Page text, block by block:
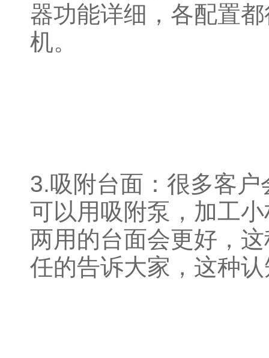
器功能详细，各配置
机。
3.吸附台面：很多客
可以用吸附泵，加工
两用的台面会更好，
任的告诉大家，这